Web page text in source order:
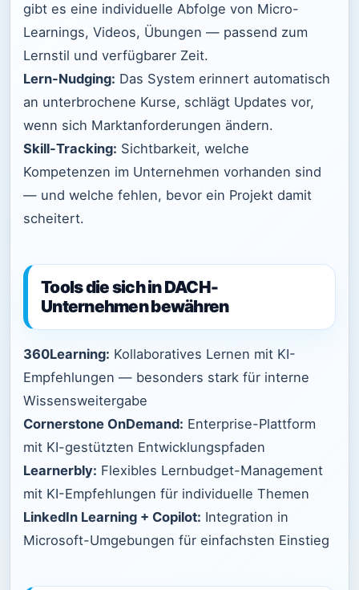
gibt es eine individuelle Abfolge von Micro-
Learnings, Videos, Übungen — passend zum
Lernstil und verfügbarer Zeit.
Lern-Nudging: Das System erinnert automatisch
an unterbrochene Kurse, schlägt Updates vor,
wenn sich Marktanforderungen ändern.
Skill-Tracking: Sichtbarkeit, welche
Kompetenzen im Unternehmen vorhanden sind
— und welche fehlen, bevor ein Projekt damit
scheitert.
Tools die sich in DACH-
Unternehmen bewähren
360Learning: Kollaboratives Lernen mit KI-
Empfehlungen — besonders stark für interne
Wissensweitergabe
Cornerstone OnDemand: Enterprise-Plattform
mit KI-gestützten Entwicklungspfaden
Learnerbly: Flexibles Lernbudget-Management
mit KI-Empfehlungen für individuelle Themen
LinkedIn Learning + Copilot: Integration in
Microsoft-Umgebungen für einfachsten Einstieg